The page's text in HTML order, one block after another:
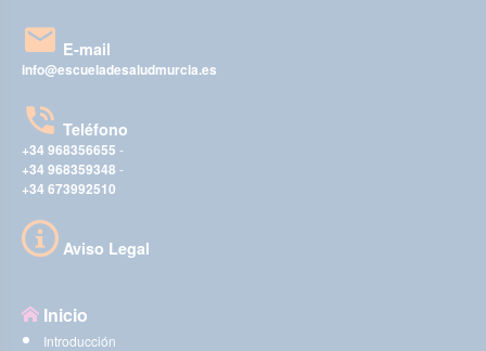
E-mail
info@escueladesaludmurcia.es
Teléfono
+34 968356655 -
+34 968359348 -
+34 673992510
Aviso Legal
Inicio
Introducción